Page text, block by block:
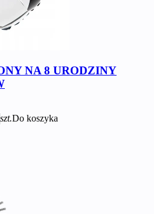
NA 8 URODZINY
szt.Do koszyka